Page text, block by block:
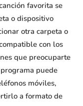
favorita se
o dispositivo
otra carpeta o
con los
que preocuparte
puede
móviles,
a formato de